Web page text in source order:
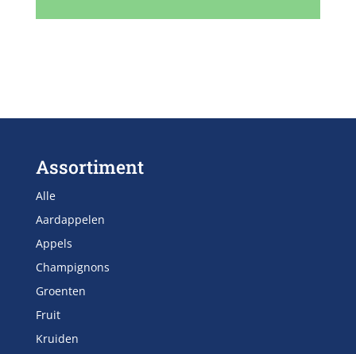
Assortiment
Alle
Aardappelen
Appels
Champignons
Groenten
Fruit
Kruiden